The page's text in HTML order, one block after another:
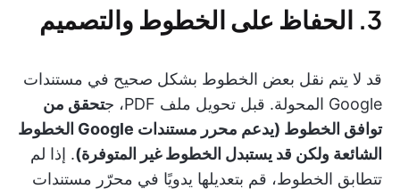
3. الحفاظ على الخطوط والتصميم
قد لا يتم نقل بعض الخطوط بشكل صحيح في مستندات
Google المحولة. قبل تحويل ملف PDF، ج
تحقق من
توافق الخطوط (يدعم محرر مستندات Google الخطوط
الشائعة ولكن قد يستبدل الخطوط غير المتوفرة). إذا لم
تتطابق الخطوط، قم بتعديلها يدويًا في محرّر مستندات